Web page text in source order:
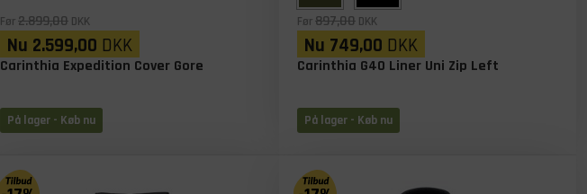
Før2.899,00 DKK
Nu 2.599,00 DKK
Carinthia Expedition Cover Gore
På lager - Køb nu
Før897,00 DKK
Nu 749,00 DKK
Carinthia G40 Liner Uni Zip Left
På lager - Køb nu